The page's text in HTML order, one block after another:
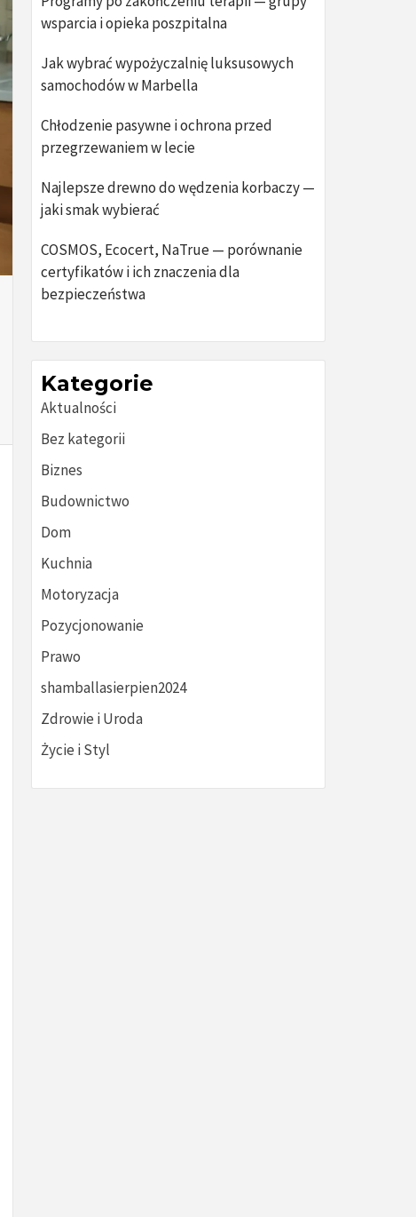
wsparcia i opieka poszpitalna
Jak wybrać wypożyczalnię luksusowych
samochodów w Marbella
Chłodzenie pasywne i ochrona przed
przegrzewaniem w lecie
Najlepsze drewno do wędzenia korbaczy —
jaki smak wybierać
COSMOS, Ecocert, NaTrue — porównanie
certyfikatów i ich znaczenia dla
bezpieczeństwa
Kategorie
Aktualności
Bez kategorii
Biznes
Budownictwo
Dom
Kuchnia
Motoryzacja
Pozycjonowanie
Prawo
shamballasierpien2024
Zdrowie i Uroda
Życie i Styl